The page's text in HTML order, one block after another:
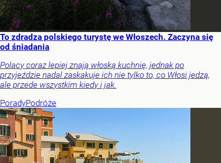
To zdradza polskiego turystę we Włoszech. Zaczyna się
od śniadania
Polacy coraz lepiej znają włoską kuchnię, jednak po
przyjeździe nadal zaskakuje ich nie tylko to, co Włosi jedzą,
ale przede wszystkim kiedy i jak.
PoradyPodróże